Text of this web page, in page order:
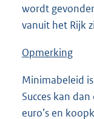
wordt
vanuit het Rijk
Opmerking
Minimabeleid
Succes kan
euro’s en